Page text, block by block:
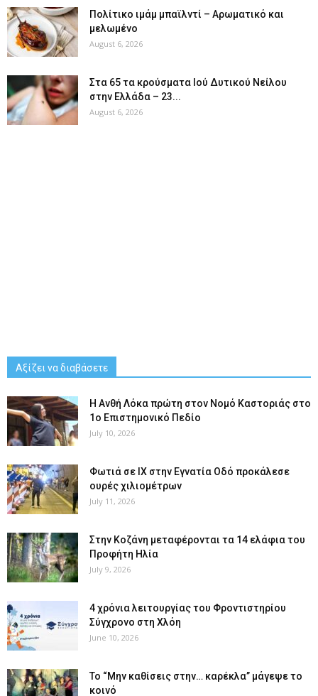
Πολίτικο ιμάμ μπαϊλντί – Αρωματικό και
μελωμένο
August 6, 2026
Στα 65 τα κρούσματα Ιού Δυτικού Νείλου
στην Ελλάδα – 23...
August 6, 2026
Αξίζει να διαβάσετε
Η Ανθή Λόκα πρώτη στον Νομό Καστοριάς στο
1ο Επιστημονικό Πεδίο
July 10, 2026
Φωτιά σε ΙΧ στην Εγνατία Οδό προκάλεσε
ουρές χιλιομέτρων
July 11, 2026
Στην Κοζάνη μεταφέρονται τα 14 ελάφια του
Προφήτη Ηλία
July 9, 2026
4 χρόνια λειτουργίας του Φροντιστηρίου
Σύγχρονο στη Χλόη
June 10, 2026
Το “Μην καθίσεις στην… καρέκλα” μάγεψε το
κοινό